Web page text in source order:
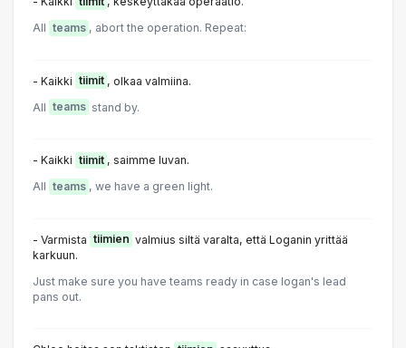
All teams , abort the operation. Repeat:
- Kaikki tiimit , olkaa valmiina.
All teams stand by.
- Kaikki tiimit , saimme luvan.
All teams , we have a green light.
- Varmista tiimien valmius siltä varalta, että Loganin yrittää
karkuun.
Just make sure you have teams ready in case logan's lead
pans out.